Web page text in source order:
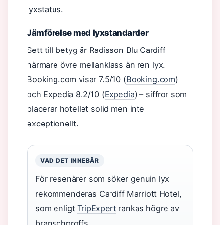
lyxstatus.
Jämförelse med lyxstandarder
Sett till betyg är Radisson Blu Cardiff
närmare övre mellanklass än ren lyx.
Booking.com visar 7.5/10 (Booking.com)
och Expedia 8.2/10 (Expedia) – siffror som
placerar hotellet solid men inte
exceptionellt.
VAD DET INNEBÄR
För resenärer som söker genuin lyx
rekommenderas Cardiff Marriott Hotel,
som enligtTripExpertrankas högre av
branschproffs.